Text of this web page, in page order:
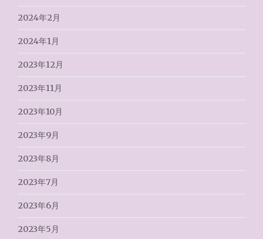
2024年2月
2024年1月
2023年12月
2023年11月
2023年10月
2023年9月
2023年8月
2023年7月
2023年6月
2023年5月